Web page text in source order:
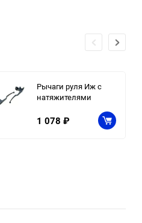
Рычаги руля Иж с
натяжителями
1 078 ₽